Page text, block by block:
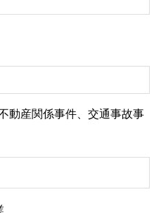
動産関係事件、交通事故事